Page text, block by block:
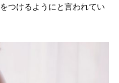
つけるようにと言われてい